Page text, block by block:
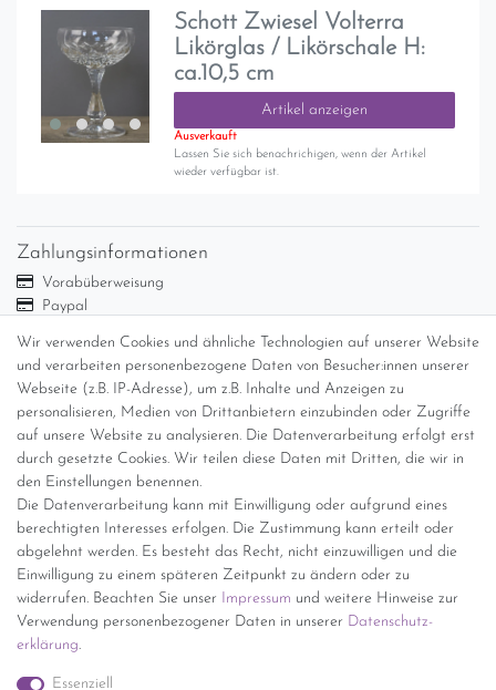
Schott Zwiesel Volterra
Likörglas / Likörschale H:
ca.10,5 cm
Artikel anzeigen
Ausverkauft
Lassen Sie sich benachrichigen, wenn der Artikel
wieder verfügbar ist.
Wir verwenden Cookies und ähnliche Technologien auf unserer Website
und verarbeiten personenbezogene Daten von Besucher:innen unserer
Webseite (z.B. IP-Adresse), um z.B. Inhalte und Anzeigen zu
personalisieren, Medien von Drittanbietern einzubinden oder Zugriffe
auf unsere Website zu analysieren. Die Datenverarbeitung erfolgt erst
durch gesetzte Cookies. Wir teilen diese Daten mit Dritten, die wir in
den Einstellungen benennen.
Die Datenverarbeitung kann mit Einwilligung oder aufgrund eines
berechtigten Interesses erfolgen. Die Zustimmung kann erteilt oder
abgelehnt werden. Es besteht das Recht, nicht einzuwilligen und die
Einwilligung zu einem späteren Zeitpunkt zu ändern oder zu
widerrufen. Beachten Sie unser Impressum und weitere Hinweise zur
Verwendung personenbezogener Daten in unserer Daten­schutz­
erklärung.
Essenziell
Zahlungsinformationen
Vorabüberweisung
Paypal
Versandinformationen
Versand per GLS (6,90 Euro) oder DHL (8,49 Euro ) inkl. MwSt.
(innerhalb Deutschlands)
kostenfreie Lieferung ab 150 Euro Warenwert (innerhalb
Deutschlands)
Übersicht Internationale Versandkosten
Wir kaufen an
Sie haben zuviel Porzellan im Schrank? Gerne kaufen wir dieses an.
Einfach unverbindliches Angebot anfordern.
*Endpreis inkl. MwSt. (Dieser Artikel unterliegt gem. § 25a